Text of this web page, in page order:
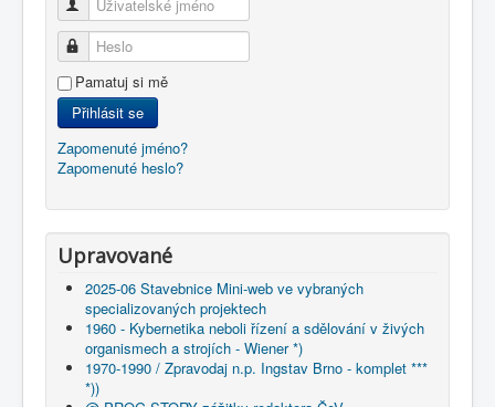
Uživatelské jméno
Heslo
Pamatuj si mě
Přihlásit se
Zapomenuté jméno?
Zapomenuté heslo?
Upravované
2025-06 Stavebnice Mini-web ve vybraných
specializovaných projektech
1960 - Kybernetika neboli řízení a sdělování v živých
organismech a strojích - Wiener *)
1970-1990 / Zpravodaj n.p. Ingstav Brno - komplet ***
*))